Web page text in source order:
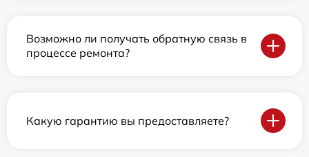
Возможно ли получать обратную связь в
процессе ремонта?
Какую гарантию вы предоставляете?